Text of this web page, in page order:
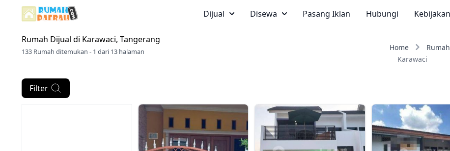
Dijual Disewa Pasang Iklan Hubungi
Rumah Dijual di Karawaci, Tangerang
133 Rumah ditemukan - 1 dari 13 halaman Home Rumah
Karawaci
Filter